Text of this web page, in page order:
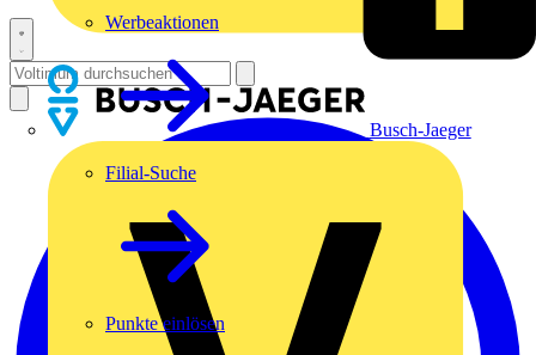
Busch-Jaeger
Werbeaktionen
Filial-Suche
Punkte einlösen